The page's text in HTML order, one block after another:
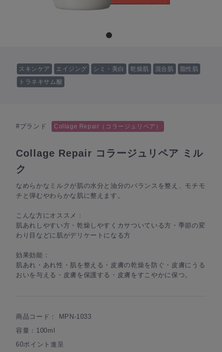
スキンケア エイジング シミ・美白 乾燥肌 混合肌
脂性肌
トラネキサム酸
#ブランド Collage Repair（コラージュリペア）
Collage Repair コラージュリペア ミル
ク
なめらかなミルクが肌の水分と油分のバランスを整え、モチモ
チと弾むやわらかな肌に整えます。
こんな方にオススメ：
肌あれしやすい方・乾燥しやすくカサついている方・季節の変
わり目などに肌がデリケートになる方
効果効能：
肌あれ・あれ性・肌を整える・皮膚の乾燥を防ぐ・皮膚にうる
おいを与える・皮膚を保護する・皮膚をすこやかに保つ。
商品コード： MPN-1033
容量：100ml
60ポイント進呈